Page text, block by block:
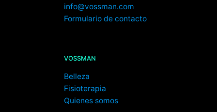
info@vossman.com
Formulario de contacto
VOSSMAN
Belleza
Fisioterapia
Quienes somos